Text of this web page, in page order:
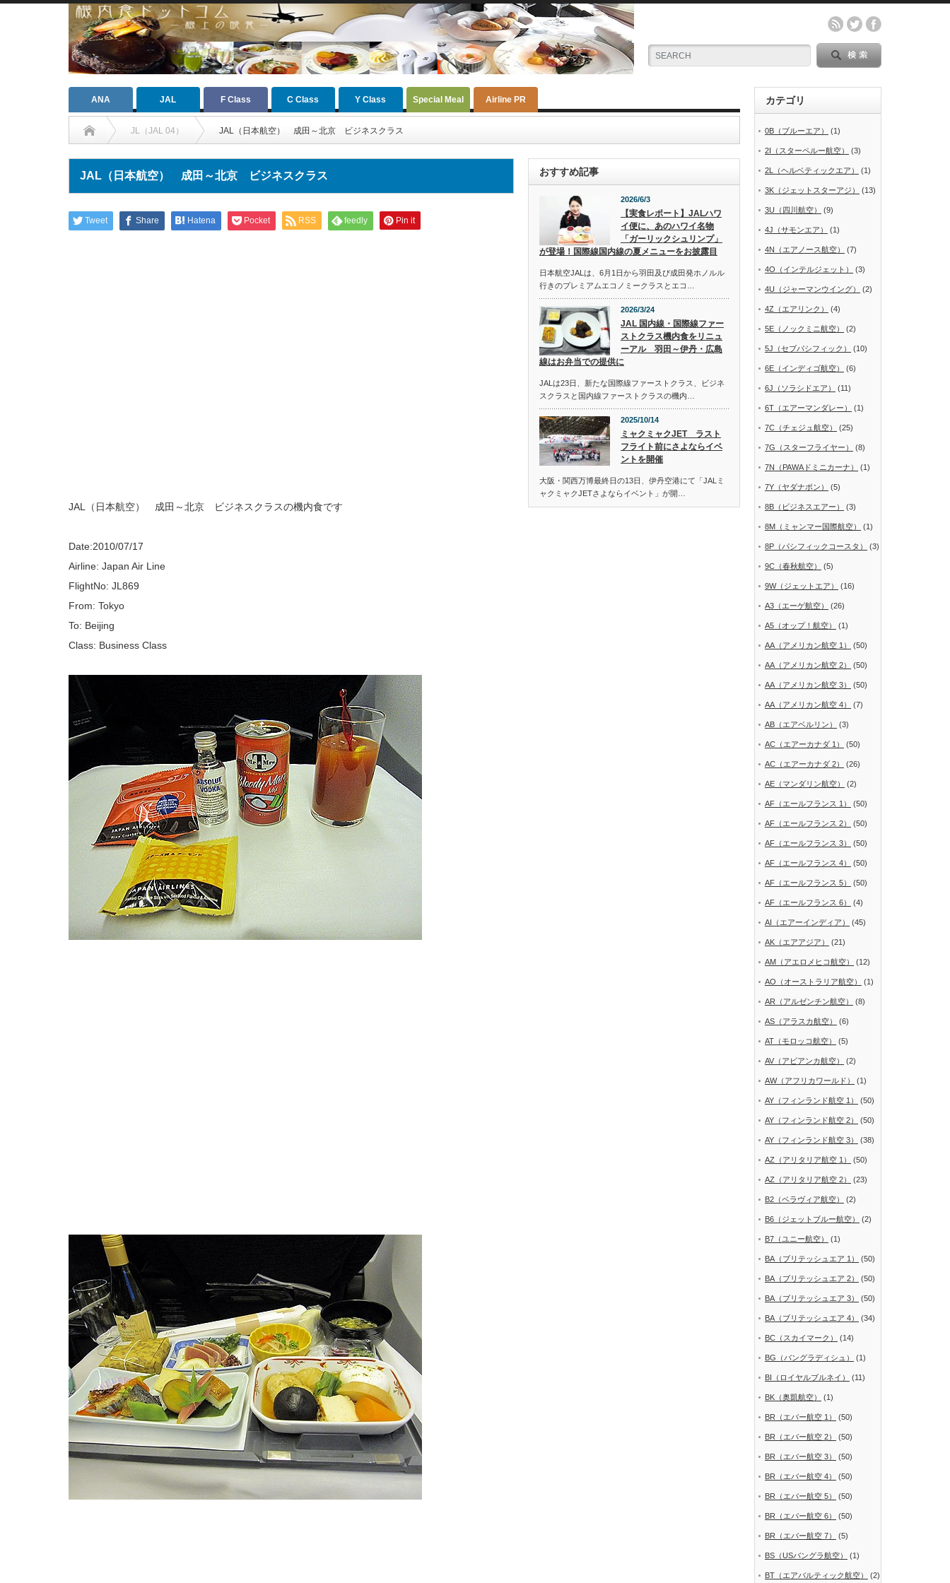
ANA JAL F Class C Class Y Class Special Meal Airline PR
JL（JAL 04） JAL（日本航空） 成田～北京 ビジネスクラス
JAL（日本航空） 成田～北京 ビジネスクラス
Tweet Share Hatena Pocket RSS feedly Pin it
JAL（日本航空） 成田～北京 ビジネスクラスの機内食です
Date:2010/07/17
Airline: Japan Air Line
FlightNo: JL869
From: Tokyo
To: Beijing
Class: Business Class
おすすめ記事
2026/6/3
【実食レポート】JALハワ
イ便に、あのハワイ名物
「ガーリックシュリンプ」
が登場！国際線国内線の夏メニューをお披露目
日本航空JALは、6月1日から羽田及び成田発ホノルル
行きのプレミアムエコノミークラスとエコ…
2026/3/24
JAL 国内線・国際線ファー
ストクラス機内食をリニュ
ーアル 羽田～伊丹・広島
線はお弁当での提供に
JALは23日、新たな国際線ファーストクラス、ビジネ
スクラスと国内線ファーストクラスの機内…
2025/10/14
ミャクミャクJET ラスト
フライト前にさよならイベ
ントを開催
大阪・関西万博最終日の13日、伊丹空港にて「JALミ
ャクミャクJETさよならイベント」が開…
カテゴリ
0B（ブルーエア） (1)
2I（スターペルー航空） (3)
2L（ヘルベティックエア） (1)
3K（ジェットスターアジ） (13)
3U（四川航空） (9)
4J（サモンエア） (1)
4N（エアノース航空） (7)
4O（インテルジェット） (3)
4U（ジャーマンウイング） (2)
4Z（エアリンク） (4)
5E（ノックミニ航空） (2)
5J（セブパシフィック） (10)
6E（インディゴ航空） (6)
6J（ソラシドエア） (11)
6T（エアーマンダレー） (1)
7C（チェジュ航空） (25)
7G（スターフライヤー） (8)
7N（PAWAドミニカーナ） (1)
7Y（ヤダナポン） (5)
8B（ビジネスエアー） (3)
8M（ミャンマー国際航空） (1)
8P（パシフィックコースタ） (3)
9C（春秋航空） (5)
9W（ジェットエア） (16)
A3（エーゲ航空） (26)
A5（オップ！航空） (1)
AA（アメリカン航空 1） (50)
AA（アメリカン航空 2） (50)
AA（アメリカン航空 3） (50)
AA（アメリカン航空 4） (7)
AB（エアベルリン） (3)
AC（エアーカナダ 1） (50)
AC（エアーカナダ 2） (26)
AE（マンダリン航空） (2)
AF（エールフランス 1） (50)
AF（エールフランス 2） (50)
AF（エールフランス 3） (50)
AF（エールフランス 4） (50)
AF（エールフランス 5） (50)
AF（エールフランス 6） (4)
AI（エアーインディア） (45)
AK（エアアジア） (21)
AM（アエロメヒコ航空） (12)
AO（オーストラリア航空） (1)
AR（アルゼンチン航空） (8)
AS（アラスカ航空） (6)
AT（モロッコ航空） (5)
AV（アビアンカ航空） (2)
AW（アフリカワールド） (1)
AY（フィンランド航空 1） (50)
AY（フィンランド航空 2） (50)
AY（フィンランド航空 3） (38)
AZ（アリタリア航空 1） (50)
AZ（アリタリア航空 2） (23)
B2（ベラヴィア航空） (2)
B6（ジェットブルー航空） (2)
B7（ユニー航空） (1)
BA（ブリテッシュエア 1） (50)
BA（ブリテッシュエア 2） (50)
BA（ブリテッシュエア 3） (50)
BA（ブリテッシュエア 4） (34)
BC（スカイマーク） (14)
BG（バングラディシュ） (1)
BI（ロイヤルブルネイ） (11)
BK（奥凱航空） (1)
BR（エバー航空 1） (50)
BR（エバー航空 2） (50)
BR（エバー航空 3） (50)
BR（エバー航空 4） (50)
BR（エバー航空 5） (50)
BR（エバー航空 6） (50)
BR（エバー航空 7） (5)
BS（USバングラ航空） (1)
BT（エアバルティック航空） (2)